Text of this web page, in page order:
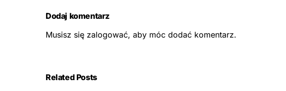
Dodaj komentarz
Musisz się zalogować, aby móc dodać komentarz.
Related Posts